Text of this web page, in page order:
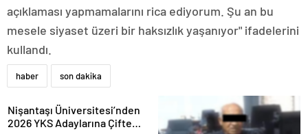
açıklaması yapmamalarını rica ediyorum. Şu an bu
mesele siyaset üzeri bir haksızlık yaşanıyor" ifadelerini
kullandı.
haber son dakika
Nişantaşı Üniversitesi’nden
2026 YKS Adaylarına Çifte